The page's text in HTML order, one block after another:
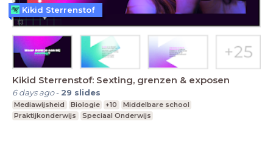
Kikid Sterrenstof: Sexting, grenzen & exposen
6 days ago- 29 slides
Mediawijsheid Biologie +10
Middelbare school
Praktijkonderwijs
Speciaal Onderwijs
Kikid Sterrenstof